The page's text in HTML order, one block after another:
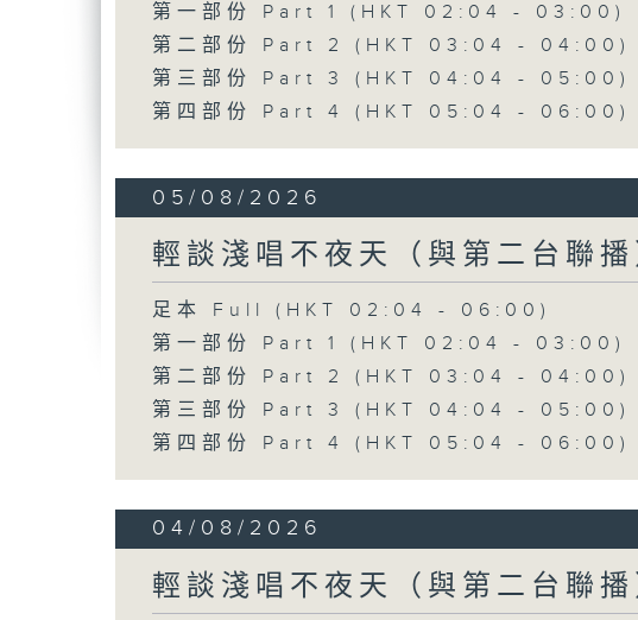
第一部份 Part 1 (HKT 02:04 - 03:00)
第二部份 Part 2 (HKT 03:04 - 04:00)
第三部份 Part 3 (HKT 04:04 - 05:00)
第四部份 Part 4 (HKT 05:04 - 06:00)
05/08/2026
輕談淺唱不夜天（與第二台聯
足本 Full (HKT 02:04 - 06:00)
第一部份 Part 1 (HKT 02:04 - 03:00)
第二部份 Part 2 (HKT 03:04 - 04:00)
第三部份 Part 3 (HKT 04:04 - 05:00)
第四部份 Part 4 (HKT 05:04 - 06:00)
04/08/2026
輕談淺唱不夜天（與第二台聯